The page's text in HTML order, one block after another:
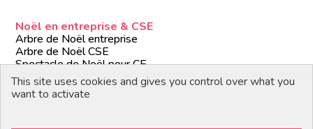
Noël en entreprise & CSE
Arbre de Noël entreprise
Arbre de Noël CSE
Spectacle de Noël pour CE
Animations de Noël entreprise
Formules de Noël clé en main
This site uses cookies and gives you control over what you
want to activate